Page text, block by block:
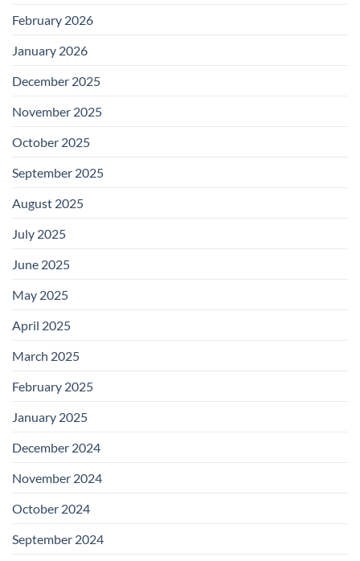
February 2026
January 2026
December 2025
November 2025
October 2025
September 2025
August 2025
July 2025
June 2025
May 2025
April 2025
March 2025
February 2025
January 2025
December 2024
November 2024
October 2024
September 2024